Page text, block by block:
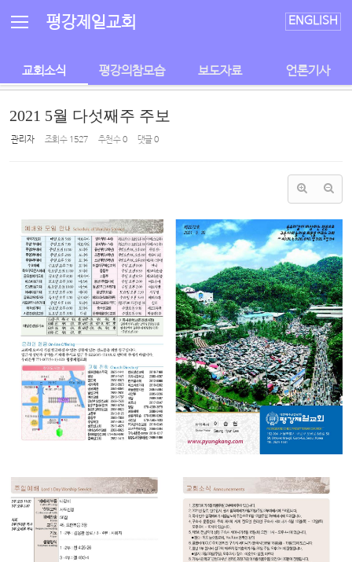
평강제일교회 ENGLISH
교회소식 평강의참모습 보도자료 언론기사
2021 5월 다섯째주 주보
관리자 조회 수 1527 추천 수0 댓글0